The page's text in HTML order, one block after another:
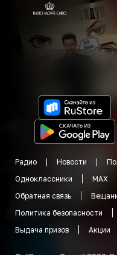
Радио Новости
Одноклассники
MAX
Обратная связь
Политика безопасности
Выдача призов
Акции